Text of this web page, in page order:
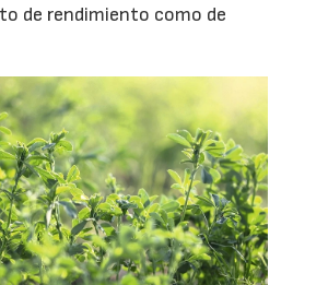
de rendimiento como de